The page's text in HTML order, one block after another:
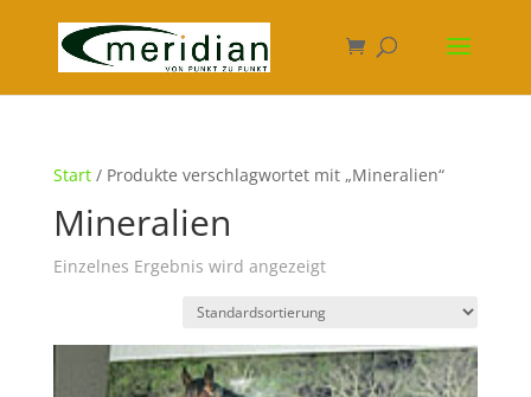
Start/ Produkte verschlagwortet mit „Mineralien“
Mineralien
Einzelnes Ergebnis wird angezeigt